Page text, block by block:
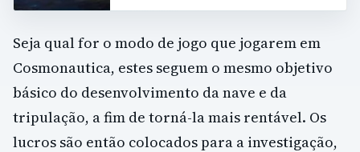
Seja qual for o modo de jogo que jogarem em
Cosmonautica, estes seguem o mesmo objetivo
básico do desenvolvimento da nave e da
tripulação, a fim de torná-la mais rentável. Os
lucros são então colocados para a investigação,